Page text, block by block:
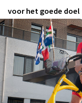
voor het goede doel